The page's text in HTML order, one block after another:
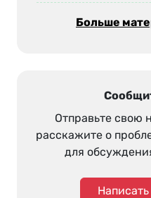
Больше
Отправьте свою
расскажите о
для